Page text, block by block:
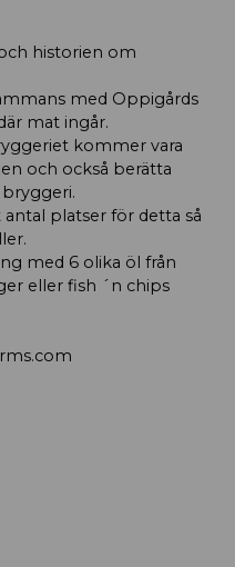
historien om
med Oppigårds
mat ingår.
kommer vara
och också berätta
platser för detta så
med 6 olika öl från
eller fish ´n chips